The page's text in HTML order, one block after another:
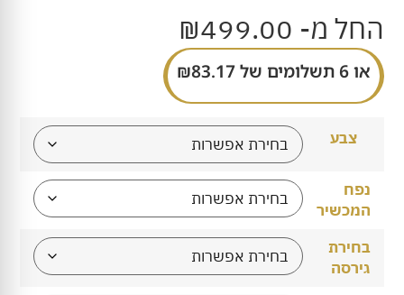
החל מ- ₪499.00
או 6 תשלומים של ₪83.17
צבע
נפח
המכשיר
בחירת
גירסה